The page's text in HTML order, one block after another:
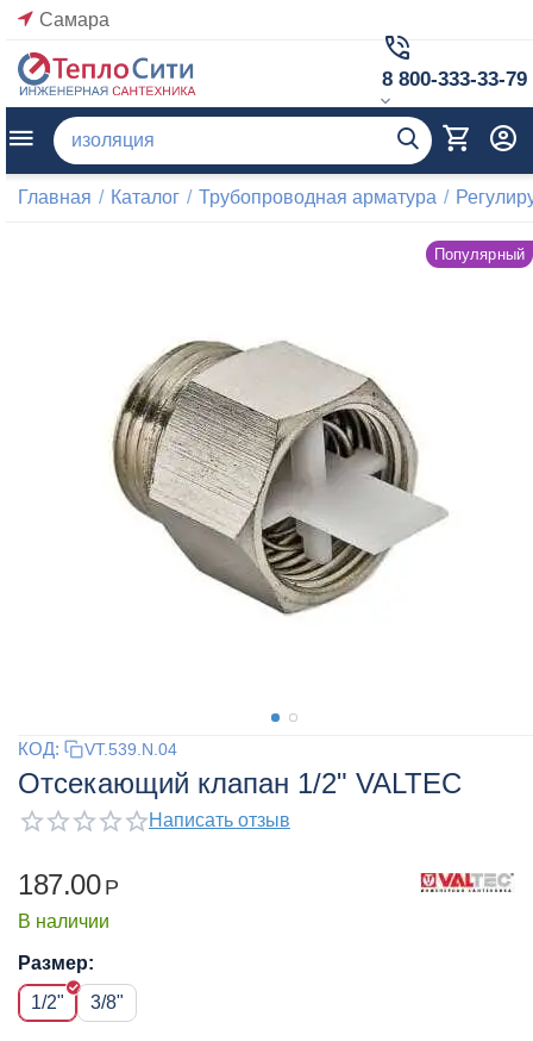
Самара
8 800-333-33-79
Главная / Каталог / Трубопроводная арматура /
Популярный
КОД: VT.539.N.04
Отсекающий клапан 1/2" VALTEC
Написать отзыв
187.00 Р
В наличии
Размер:
1/2"
3/8"